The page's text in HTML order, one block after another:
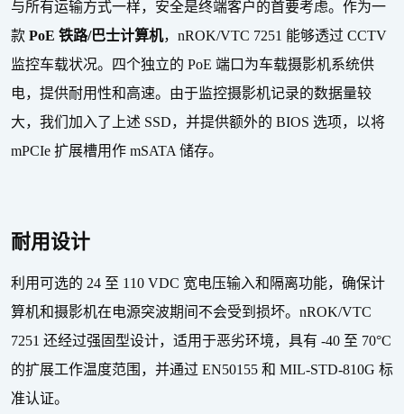
与所有运输方式一样，安全是终端客户的首要考虑。作为一
款 PoE 铁路/巴士计算机， nROK/VTC 7251 能够透过 CCTV
监控车载状况。四个独立的 PoE 端口为车载摄影机系统供
电，提供耐用性和高速。由于监控摄影机记录的数据量较
大，我们加入了上述 SSD，并提供额外的 BIOS 选项，以将
mPCIe 扩展槽用作 mSATA 储存。
耐用设计
利用可选的 24 至 110 VDC 宽电压输入和隔离功能，确保计
算机和摄影机在电源突波期间不会受到损坏。 nROK/VTC
7251 还经过强固型设计，适用于恶劣环境，具有 -40 至 70°C
的扩展工作温度范围，并通过 EN50155 和 MIL-STD-810G 标
准认证。